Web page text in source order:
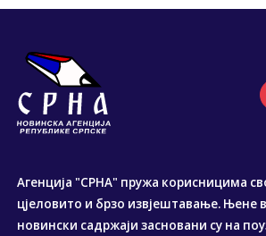
Агенција "СРНА" пружа корисницима
цјеловито и брзо извјештавање. Њене
новински садржаји засновани су на